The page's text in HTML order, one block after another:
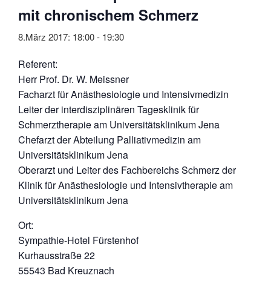
mit chronischem Schmerz
8.März 2017: 18:00- 19:30
Referent:
Herr Prof. Dr. W. Meissner
Facharzt für Anästhesiologie und Intensivmedizin
Leiter der interdisziplinären Tagesklinik für
Schmerztherapie am Universitätsklinikum Jena
Chefarzt der Abteilung Palliativmedizin am
Universitätsklinikum Jena
Oberarzt und Leiter des Fachbereichs Schmerz der
Klinik für Anästhesiologie und Intensivtherapie am
Universitätsklinikum Jena
Ort:
Sympathie-Hotel Fürstenhof
Kurhausstraße 22
55543 Bad Kreuznach